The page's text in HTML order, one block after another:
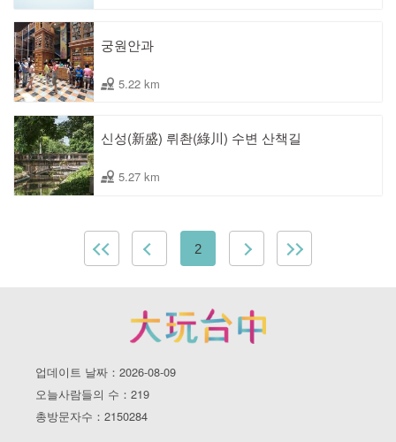
궁원안과
5.22 km
신성(新盛) 뤼촨(綠川) 수변 산책길
5.27 km
2
업데이트 날짜：2026-08-09
오늘사람들의 수：219
총방문자수：2150284